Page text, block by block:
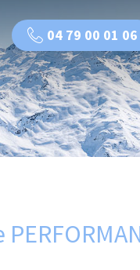
04 79 00 01 06